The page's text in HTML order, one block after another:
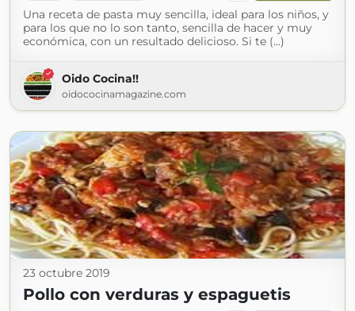
Una receta de pasta muy sencilla, ideal para los niños, y
para los que no lo son tanto, sencilla de hacer y muy
económica, con un resultado delicioso. Si te (...)
Oido Cocina!!
oidococinamagazine.com
23 octubre 2019
Pollo con verduras y espaguetis